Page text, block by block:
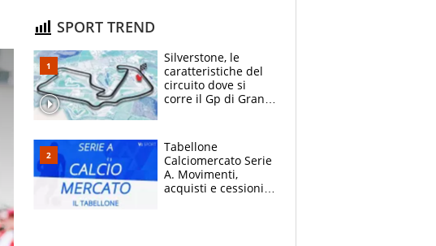
SPORT TREND
Silverstone, le
caratteristiche del
circuito dove si
corre il Gp di Gran
Tabellone
Calciomercato Serie
A. Movimenti,
acquisti e cessioni: